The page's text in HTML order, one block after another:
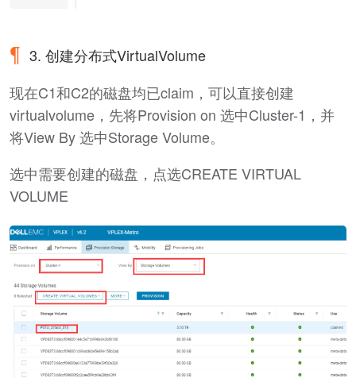
3. 创建分布式VirtualVolume
现在C1和C2的磁盘均已claim，可以直接创建
virtualvolume，先将Provision on 选中Cluster-1，并
将View By 选中Storage Volume。
选中需要创建的磁盘，点选CREATE VIRTUAL
VOLUME